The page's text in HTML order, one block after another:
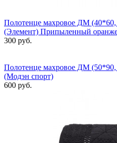
Полотенце махровое ДМ
(Элемент) Припыленный
300 руб.
Полотенце махровое ДМ
(Модэн спорт)
600 руб.